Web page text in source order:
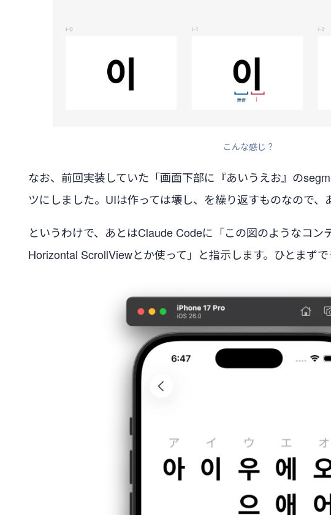
こんな感じ？
なお、前回実装していた「画面下部に『あいうえお』の
ツにしました。UIは作っては壊し、を繰り返すものなので、
というわけで、あとはClaude Codeに「この図のようなコン
Horizontal ScrollViewとか使って」と指示します。ひとまずで